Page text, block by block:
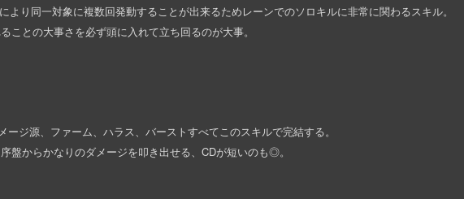
より同一対象に複数回発動することが出来るためレーンでのソロキルに非常に関わるスキル。
ことの大事さを必ず頭に入れて立ち回るのが大事。
ージ源、ファーム、ハラス、バーストすべてこのスキルで完結する。
盤からかなりのダメージを叩き出せる、CDが短いのも◎。